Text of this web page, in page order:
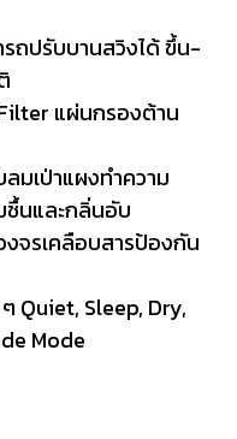
ถปรับบานสวิงได้ ขึ้น-
แผ่นกรองต้าน
มเป่าแผงทำความ
ชื้นและกลิ่นอับ
จรเคลือบสารป้องกัน
Quiet, Sleep, Dry,
Mode